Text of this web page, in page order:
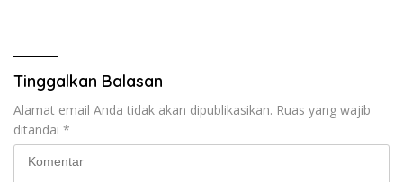
Tinggalkan Balasan
Alamat email Anda tidak akan dipublikasikan. Ruas yang wajib
ditandai *